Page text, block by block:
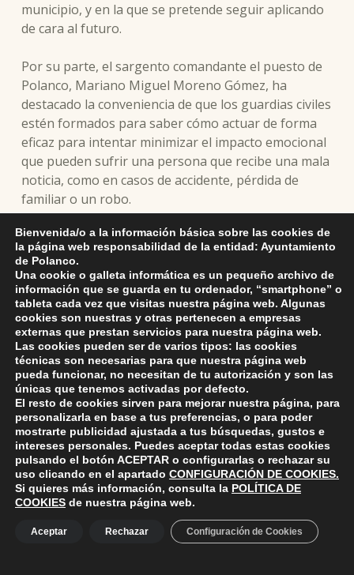
municipio, y en la que se pretende seguir aplicando
de cara al futuro.
Por su parte, el sargento comandante el puesto de
Polanco, Mariano Miguel Moreno Gómez, ha
destacado la conveniencia de que los guardias civiles
estén formados para saber cómo actuar de forma
eficaz para intentar minimizar el impacto emocional
que pueden sufrir una persona que recibe una mala
noticia, como en casos de accidente, pérdida de
familiar o un robo.
A su juicio, esta formación es «algo muy útil» en el
trabajo del día a día de los agentes para que «sean
más eficaces en sus intervenciones», ya que ello
«redundará en la mejora de la calidad del servicio
que prestamos a los vecinos».
Reproductor
de
audio
00:00 00:00
Skip back to main navigation
ayuntamiento de polanco
AYUNTAMIENTO DE POLANCO
Ayuntamiento de Polanco. La iglesia R-29 39313 Polanco
Bienvenida/o a la información básica sobre las cookies de
la página web responsabilidad de la entidad: Ayuntamiento
de Polanco.
Una cookie o galleta informática es un pequeño archivo de
información que se guarda en tu ordenador, “smartphone” o
tableta cada vez que visitas nuestra página web. Algunas
cookies son nuestras y otras pertenecen a empresas
externas que prestan servicios para nuestra página web.
Las cookies pueden ser de varios tipos: las cookies
técnicas son necesarias para que nuestra página web
pueda funcionar, no necesitan de tu autorización y son las
únicas que tenemos activadas por defecto.
El resto de cookies sirven para mejorar nuestra página, para
personalizarla en base a tus preferencias, o para poder
mostrarte publicidad ajustada a tus búsquedas, gustos e
intereses personales. Puedes aceptar todas estas cookies
pulsando el botón ACEPTAR o configurarlas o rechazar su
uso clicando en el apartado CONFIGURACIÓN DE COOKIES.
Si quieres más información, consulta la POLÍTICA DE
COOKIES de nuestra página web.
Aceptar Rechazar Configuración de Cookies